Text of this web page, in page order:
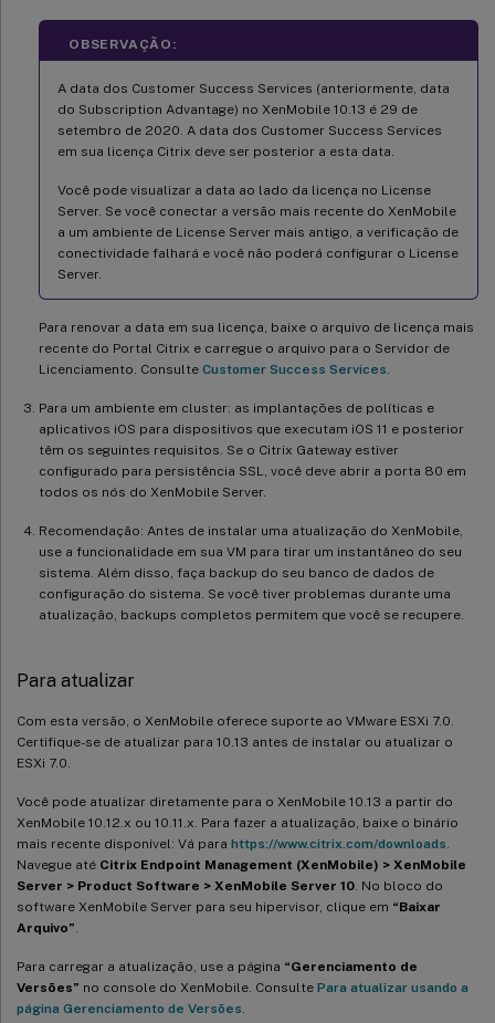
OBSERVAÇÃO:
A data dos Customer Success Services (anteriormente, data
do Subscription Advantage) no XenMobile 10.13 é 29 de
setembro de 2020. A data dos Customer Success Services
em sua licença Citrix deve ser posterior a esta data.
Você pode visualizar a data ao lado da licença no License
Server. Se você conectar a versão mais recente do XenMobile
a um ambiente de License Server mais antigo, a verificação de
conectividade falhará e você não poderá configurar o License
Server.
Para renovar a data em sua licença, baixe o arquivo de licença mais
recente do Portal Citrix e carregue o arquivo para o Servidor de
Licenciamento. Consulte Customer Success Services
Para um ambiente em cluster: as implantações de políticas e
aplicativos iOS para dispositivos que executam iOS 11 e posterior
têm os seguintes requisitos. Se o Citrix Gateway estiver
configurado para persistência SSL, você deve abrir a porta 80 em
todos os nós do XenMobile Server.
Recomendação: Antes de instalar uma atualização do XenMobile,
use a funcionalidade em sua VM para tirar um instantâneo do seu
sistema. Além disso, faça backup do seu banco de dados de
configuração do sistema. Se você tiver problemas durante uma
atualização, backups completos permitem que você se recupere.
Para atualizar
Com esta versão, o XenMobile oferece suporte ao VMware ESXi 7.0.
Certifique-se de atualizar para 10.13 antes de instalar ou atualizar o
ESXi 7.0.
Você pode atualizar diretamente para o XenMobile 10.13 a partir do
XenMobile 10.12.x ou 10.11.x. Para fazer a atualização, baixe o binário
mais recente disponível: Vá para https://www.citrix.com/downloads
Navegue até Citrix Endpoint Management (XenMobile) > XenMobile
Server > Product Software > XenMobile Server 10 . No bloco do
software XenMobile Server para seu hipervisor, clique em “Baixar
Arquivo”
Para carregar a atualização, use a página “Gerenciamento de
Versões” no console do XenMobile. Consulte Para atualizar usando a
página Gerenciamento de Versões